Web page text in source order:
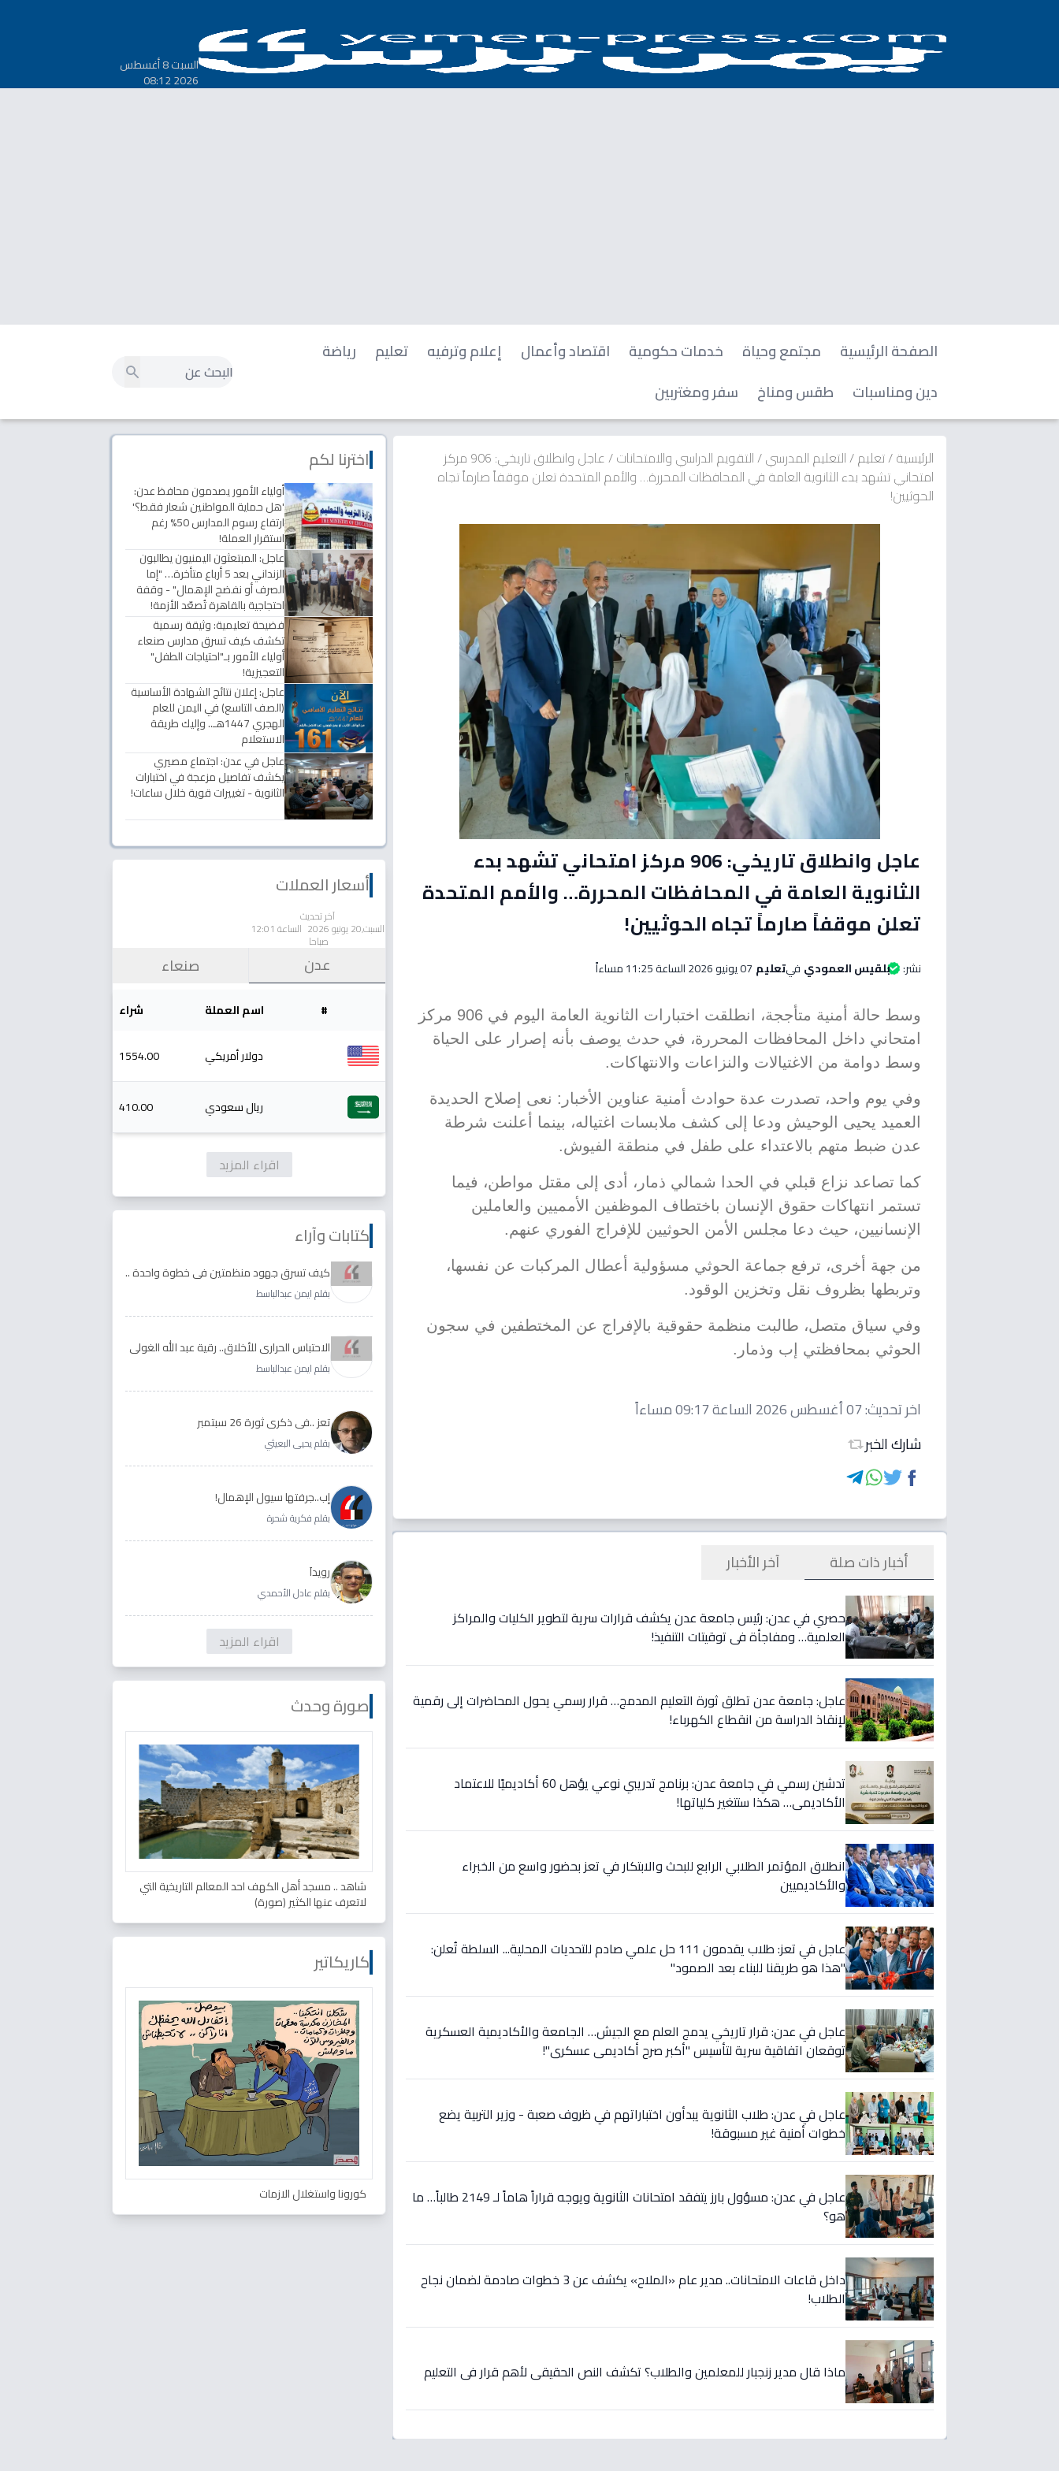
السبت 8 أغسطس
2026 08:12
الصفحة الرئيسية مجتمع وحياة خدمات حكومية اقتصاد وأعمال إعلام وترفيه تعليم
رياضة
دين ومناسبات
طقس ومناخ سفر ومغتربين
الرئيسية/تعليم/التعليم المدرسي/التقويم الدراسي والامتحانات/
عاجل وانطلاق تاريخي: 906 مركز
امتحاني تشهد بدء الثانوية العامة في المحافظات المحررة… والأمم المتحدة تعلن موقفاً صارماً تجاه
الحوثيين!
عاجل وانطلاق تاريخي: 906 مركز امتحاني تشهد بدء
الثانوية العامة في المحافظات المحررة… والأمم المتحدة
تعلن موقفاً صارماً تجاه الحوثيين!
نشر: بلقيس العمودي فيتعليم 07 يونيو 2026 الساعة 11:25 مساءاً
وسط حالة أمنية متأججة، انطلقت اختبارات الثانوية العامة اليوم في 906 مركز
امتحاني داخل المحافظات المحررة، في حدث يوصف بأنه إصرار على الحياة
وسط دوامة من الاغتيالات والنزاعات والانتهاكات.
وفي يوم واحد، تصدرت عدة حوادث أمنية عناوين الأخبار: نعى إصلاح الحديدة
العميد يحيى الوحيش ودعا إلى كشف ملابسات اغتياله، بينما أعلنت شرطة
عدن ضبط متهم بالاعتداء على طفل في منطقة الفيوش.
كما تصاعد نزاع قبلي في الحدا شمالي ذمار، أدى إلى مقتل مواطن، فيما
تستمر انتهاكات حقوق الإنسان باختطاف الموظفين الأمميين والعاملين
الإنسانيين، حيث دعا مجلس الأمن الحوثيين للإفراج الفوري عنهم.
من جهة أخرى، ترفع جماعة الحوثي مسؤولية أعطال المركبات عن نفسها،
وتربطها بظروف نقل وتخزين الوقود.
وفي سياق متصل، طالبت منظمة حقوقية بالإفراج عن المختطفين في سجون
الحوثي بمحافظتي إب وذمار.
اخر تحديث:07 أغسطس 2026 الساعة 09:17 مساءاً
شارك الخبر
أخبار ذات صلة آخر الأخبار
حصري في عدن: رئيس جامعة عدن يكشف قرارات سرية لتطوير الكليات والمراكز
العلمية… ومفاجأة في توقيتات التنفيذ!
عاجل: جامعة عدن تطلق ثورة التعليم المدمج… قرار رسمي يحول المحاضرات إلى رقمية
لإنقاذ الدراسة من انقطاع الكهرباء!
تدشين رسمي في جامعة عدن: برنامج تدريبي نوعي يؤهل 60 أكاديميًا للاعتماد
الأكاديمي… هكذا ستتغير كلياتها!
انطلاق المؤتمر الطلابي الرابع للبحث والابتكار في تعز بحضور واسع من الخبراء
والأكاديميين
عاجل في تعز: طلاب يقدمون 111 حل علمي صادم للتحديات المحلية... السلطة تُعلن:
"هذا هو طريقنا للبناء بعد الصمود"
عاجل في عدن: قرار تاريخي يدمج العلم مع الجيش… الجامعة والأكاديمية العسكرية
توقعان اتفاقية سرية لتأسيس "أكبر صرح أكاديمي عسكري"!
عاجل في عدن: طلاب الثانوية يبدأون اختباراتهم في ظروف صعبة - وزير التربية يضع
خطوات أمنية غير مسبوقة!
عاجل في عدن: مسؤول بارز يتفقد امتحانات الثانوية ويوجه قراراً هاماً لـ 2149 طالباً… ما
هو؟
داخل قاعات الامتحانات.. مدير عام «الملاح» يكشف عن 3 خطوات صادمة لضمان نجاح
الطلاب!
ماذا قال مدير زنجبار للمعلمين والطلاب؟ تكشف النص الحقيقي لأهم قرار في التعليم
اخترنا لكم
أولياء الأمور يصدمون محافظ عدن:
'هل حماية المواطنين شعار فقط؟'
ارتفاع رسوم المدارس 50% رغم
استقرار العملة!
عاجل: المبتعثون اليمنيون يطالبون
الزنداني بعد 5 أرباع متأخرة… "إما
الصرف أو نفضح الإهمال" - وقفة
احتجاجية بالقاهرة تُصعّد الأزمة!
فضيحة تعليمية: وثيقة رسمية
تكشف كيف تسرق مدارس صنعاء
أولياء الأمور بـ"احتياجات الطفل"
التعجيزية!
عاجل: إعلان نتائج الشهادة الأساسية
(الصف التاسع) في اليمن للعام
الهجري 1447هـ.. وإليك طريقة
الاستعلام
عاجل في عدن: اجتماع مصيري
يكشف تفاصيل مزعجة في اختبارات
الثانوية - تغييرات قوية خلال ساعات!
أسعار العملات
آخر تحديث
السبت,20 يونيو 2026 الساعة 12:01
صباحا
عدن صنعاء
# اسم العملة شراء
دولار أمريكي 1554.00
ريال سعودي 410.00
اقراء المزيد
كتابات وآراء
كيف تسرق جهود منظمتين في خطوة واحدة ..
الأجابة لدى رقية عبد الله الغولي وغدير طيره
بقلم ايمن عبدالباسط
الاحتباس الحراري للأخلاق.. رقية عبد الله الغولي
وغدير طيره نموذجا
بقلم ايمن عبدالباسط
تعز ..في ذكرى ثورة 26 سبتمبر
بقلم يحيى البعيثي
إب..جرفتها سيول الإهمال!
بقلم فكرية شحرة
رويداَ
بقلم عادل الأحمدي
اقراء المزيد
صورة وحدث
شاهد .. مسجد أهل الكهف احد المعالم التاريخية التي
لاتعرف عنها الكثير (صورة)
كاريكاتير
كورونا واستغلال الازمات